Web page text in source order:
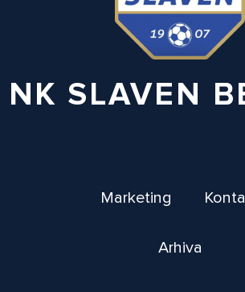
NK SLAVEN
Marketing
Arhiva